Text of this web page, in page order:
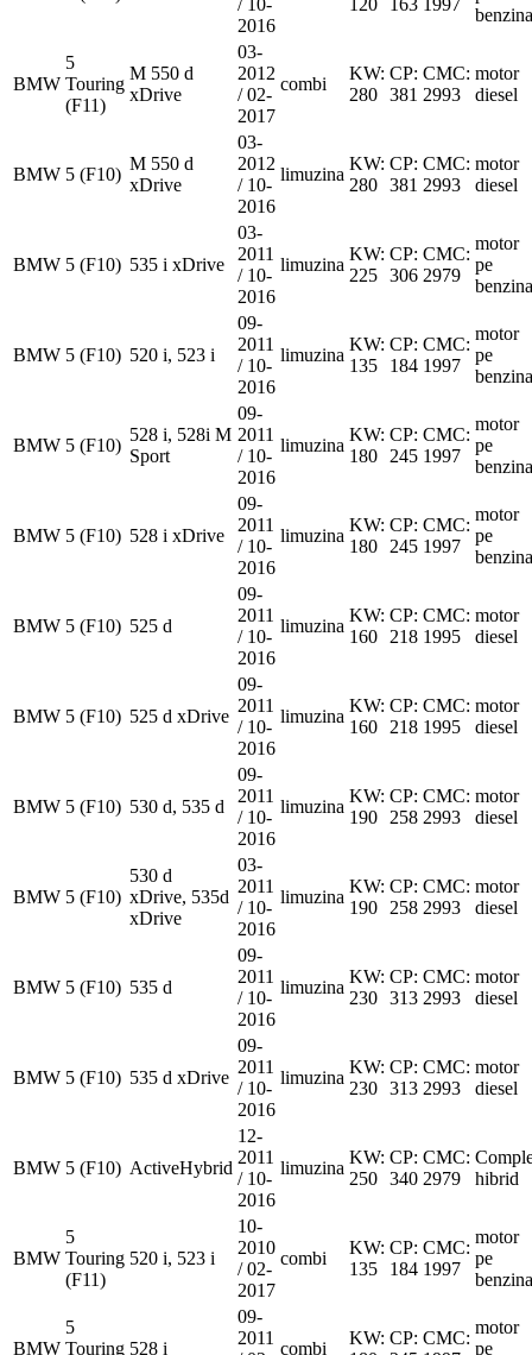
/ 10-
2016
120 163 1997
benzina
BMW
5
Touring
(F11)
M 550 d
xDrive
03-
2012
/ 02-
2017
combi
KW:
280
CP:
381
CMC:
2993
motor
diesel
BMW 5 (F10)
M 550 d
xDrive
03-
2012
/ 10-
2016
limuzina
KW:
280
CP:
381
CMC:
2993
motor
diesel
BMW 5 (F10) 535 i xDrive
03-
2011
/ 10-
2016
limuzina
KW:
225
CP:
306
CMC:
2979
motor
pe
benzina
BMW 5 (F10) 520 i, 523 i
09-
2011
/ 10-
2016
limuzina
KW:
135
CP:
184
CMC:
1997
motor
pe
benzina
BMW 5 (F10)
528 i, 528i M
Sport
09-
2011
/ 10-
2016
limuzina
KW:
180
CP:
245
CMC:
1997
motor
pe
benzina
BMW 5 (F10) 528 i xDrive
09-
2011
/ 10-
2016
limuzina
KW:
180
CP:
245
CMC:
1997
motor
pe
benzina
BMW 5 (F10) 525 d
09-
2011
/ 10-
2016
limuzina
KW:
160
CP:
218
CMC:
1995
motor
diesel
BMW 5 (F10) 525 d xDrive
09-
2011
/ 10-
2016
limuzina
KW:
160
CP:
218
CMC:
1995
motor
diesel
BMW 5 (F10) 530 d, 535 d
09-
2011
/ 10-
2016
limuzina
KW:
190
CP:
258
CMC:
2993
motor
diesel
BMW 5 (F10)
530 d
xDrive, 535d
xDrive
03-
2011
/ 10-
2016
limuzina
KW:
190
CP:
258
CMC:
2993
motor
diesel
BMW 5 (F10) 535 d
09-
2011
/ 10-
2016
limuzina
KW:
230
CP:
313
CMC:
2993
motor
diesel
BMW 5 (F10) 535 d xDrive
09-
2011
/ 10-
2016
limuzina
KW:
230
CP:
313
CMC:
2993
motor
diesel
BMW 5 (F10) ActiveHybrid
12-
2011
/ 10-
2016
limuzina
KW:
250
CP:
340
CMC:
2979
hibrid
BMW
5
Touring
(F11)
520 i, 523 i
10-
2010
/ 02-
2017
combi
KW:
135
CP:
184
CMC:
1997
motor
pe
benzina
BMW
5
Touring 528 i
09-
2011
combi
KW: CP: CMC:
motor
pe